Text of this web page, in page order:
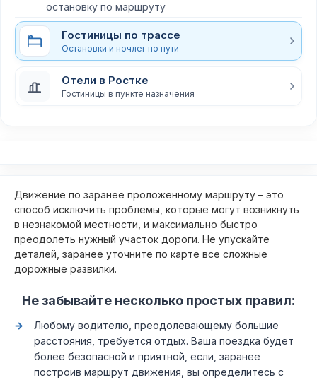
остановку по маршруту
Гостиницы по трассе
Остановки и ночлег по пути
Отели в Ростке
Гостиницы в пункте назначения
Движение по заранее проложенному маршруту – это
способ исключить проблемы, которые могут возникнуть
в незнакомой местности, и максимально быстро
преодолеть нужный участок дороги. Не упускайте
деталей, заранее уточните по карте все сложные
дорожные развилки.
Не забывайте несколько простых правил:
Любому водителю, преодолевающему большие
расстояния, требуется отдых. Ваша поездка будет
более безопасной и приятной, если, заранее
построив маршрут движения, вы определитесь с